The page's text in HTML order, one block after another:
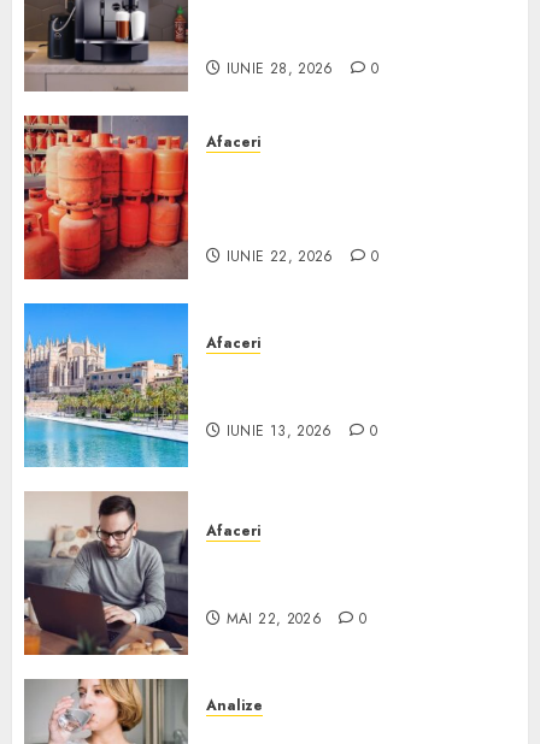
IUNIE 28, 2026 0
Afaceri
IUNIE 22, 2026 0
Afaceri
IUNIE 13, 2026 0
Afaceri
MAI 22, 2026 0
Analize